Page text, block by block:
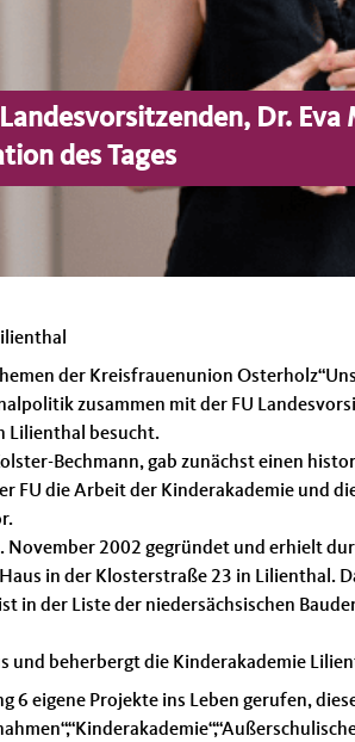
Dr.
des Tages
der Kreisfrauenunion
zusammen mit der FU
Lilienthal besucht.
Bechmann, gab zunächst einen
FU die Arbeit der Kinderakademie und
2002 gegründet und erhielt
in der Klosterstraße 23 in Lilienthal.
in der Liste der niedersächsischen
und beherbergt die Kinderakademie
6 eigene Projekte ins Leben gerufen,